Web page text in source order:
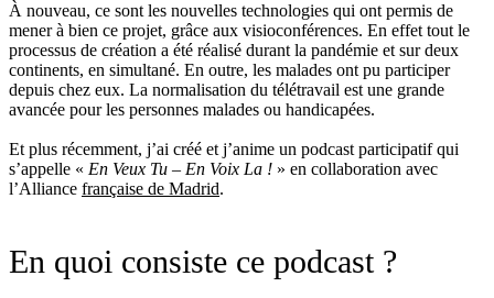
À nouveau, ce sont les nouvelles technologies qui ont permis de
mener à bien ce projet, grâce aux visioconférences. En effet tout le
processus de création a été réalisé durant la pandémie et sur deux
continents, en simultané. En outre, les malades ont pu participer
depuis chez eux. La normalisation du télétravail est une grande
avancée pour les personnes malades ou handicapées.
Et plus récemment, j’ai créé et j’anime un podcast participatif qui
s’appelle « En Veux Tu – En Voix La ! » en collaboration avec
l’Alliance française de Madrid.
En quoi consiste ce podcast ?